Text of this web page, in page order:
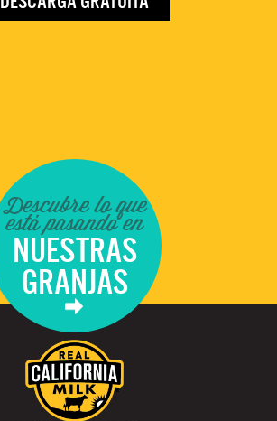
Descubre lo que
está pasando en
NUESTRAS
GRANJAS